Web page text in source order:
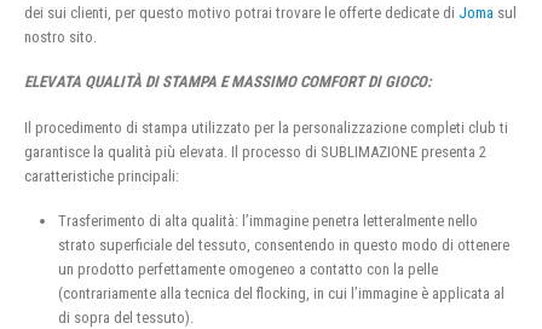
dei sui clienti, per questo motivo potrai trovare le offerte dedicate di Joma sul
nostro sito.
ELEVATA QUALITÀ DI STAMPA E MASSIMO COMFORT DI GIOCO:
Il procedimento di stampa utilizzato per la personalizzazione completi club ti
garantisce la qualità più elevata. Il processo di SUBLIMAZIONE presenta 2
caratteristiche principali:
Trasferimento di alta qualità: l’immagine penetra letteralmente nello
strato superficiale del tessuto, consentendo in questo modo di ottenere
un prodotto perfettamente omogeneo a contatto con la pelle
(contrariamente alla tecnica del flocking, in cui l’immagine è applicata al
di sopra del tessuto).